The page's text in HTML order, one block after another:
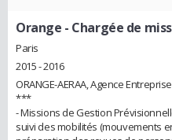
Orange - Chargée de
Paris
2015 - 2016
ORANGE-AERAA, Agence
***
- Missions de Gestion
suivi des mobilités (mouvements